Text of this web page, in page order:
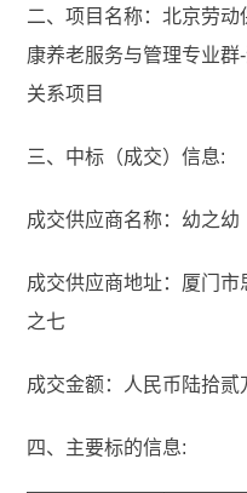
二、项目名称：北京劳
康养老服务与管理专业
关系项目
三、中标（成交）信息:
成交供应商名称：幼之幼
成交供应商地址：厦门
之七
成交金额：人民币陆拾
四、主要标的信息: